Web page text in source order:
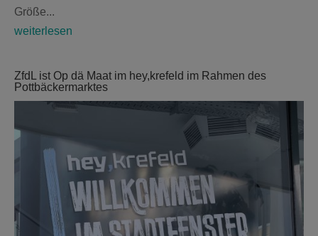
Größe...
weiterlesen
ZfdL ist Op dä Maat im hey,krefeld im Rahmen des
Pottbäckermarktes